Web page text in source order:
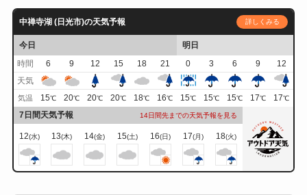
中禅寺湖 (日光市)の天気予報 詳しくみる
今日
明日
時間
6 9 12 15 18 21 0 3 6 9
12
天気
気温 15℃ 20℃ 20℃ 20℃ 18℃ 16℃ 15℃ 15℃ 15℃ 17℃ 17℃
7日間天気予報 14日間先までの天気予報を見る
12(水) 13(木) 14(金) 15(土) 16(日) 17(月) 18(火)